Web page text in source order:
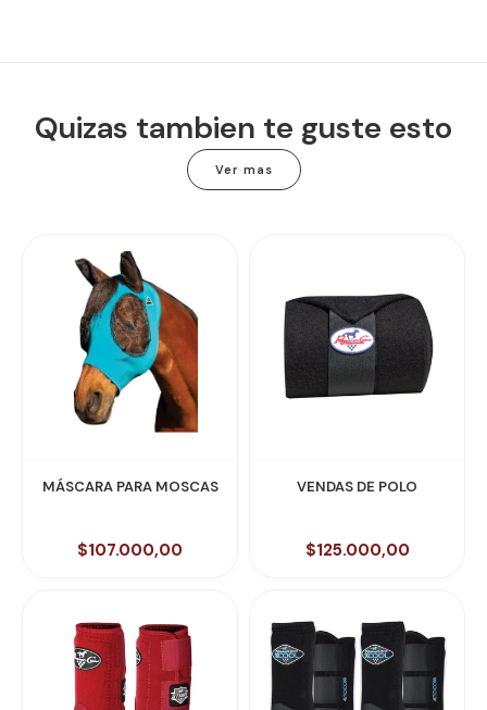
Quizas tambien te guste esto
Ver mas
MÁSCARA PARA MOSCAS
$107.000,00
VENDAS DE POLO
$125.000,00